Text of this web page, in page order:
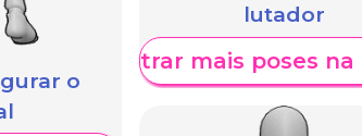
o
lutador
Mostrar mais poses na